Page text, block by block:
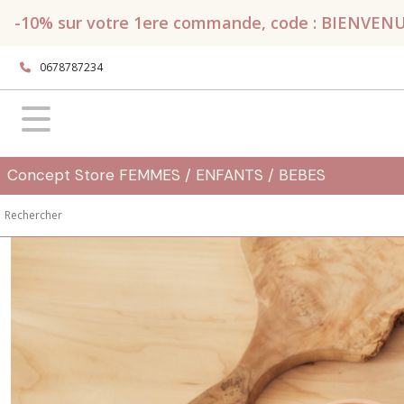
-10% sur votre 1ere commande, code :
0678787234
Concept Store FEMMES / ENFANTS / BEBES
Fermer
FILTRES
Tous
Naissance
-
A
table